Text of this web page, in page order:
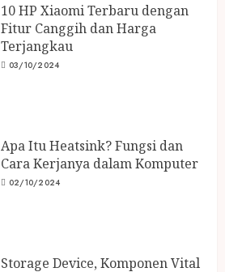
10 HP Xiaomi Terbaru dengan
Fitur Canggih dan Harga
Terjangkau
03/10/2024
Apa Itu Heatsink? Fungsi dan
Cara Kerjanya dalam Komputer
02/10/2024
Storage Device, Komponen Vital